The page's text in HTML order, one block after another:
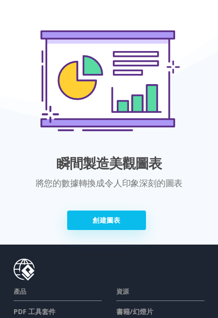
瞬間製造美觀圖表
將您的數據轉換成令人印象深刻的圖表
創建圖表
產品
PDF 工具套件
資源
書籍/幻燈片